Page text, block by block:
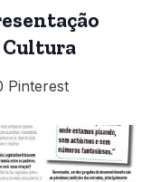
Pinterest